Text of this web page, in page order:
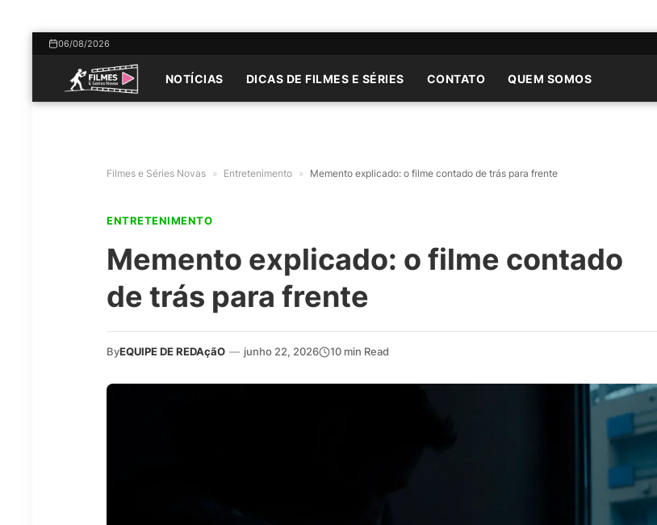
06/08/2026
NOTÍCIAS DICAS DE FILMES E SÉRIES CONTATO QUEM SOMOS
Filmes e Séries Novas » Entretenimento » Memento explicado: o filme contado de trás para frente
ENTRETENIMENTO
Memento explicado: o filme contado
de trás para frente
ByEQUIPE DE REDAçãO — junho 22, 2026 10 min Read